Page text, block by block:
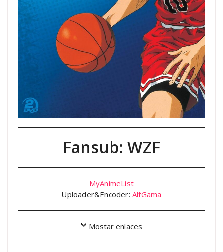
Fansub: WZF
MyAnimeList
Uploader&Encoder:AlfGama
Mostar enlaces